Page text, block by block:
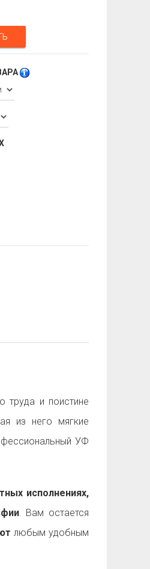
труда и поистине
из него мягкие
УФ
исполнениях,
. Вам остается
любым удобным